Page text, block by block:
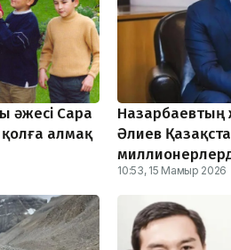
әжесі Сара
алмақ
Назарбаевтың
Әлиев
10:53, 15 Мамыр 2026